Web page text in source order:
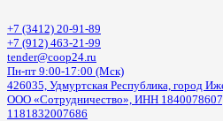
+7 (3412) 20-91-89
+7 (912) 463-21-99
tender@coop24.ru
Пн-пт 9:00-17:00 (Мск)
426035, Удмуртская Республика, город
ООО «Сотрудничество», ИНН
1181832007686